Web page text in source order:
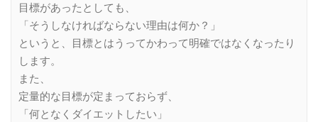
目標があったとしても、
「そうしなければならない理由は何か？」
というと、目標とはうってかわって明確ではなくなったり
します。
また、
定量的な目標が定まっておらず、
「何となくダイエットしたい」